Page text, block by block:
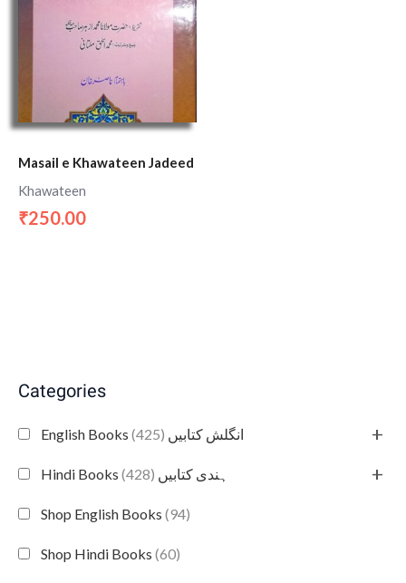
Categories
English Books انگلش کتابیں (425) +
Hindi Books ہندی کتابیں (428) +
Shop English Books (94)
Shop Hindi Books (60)
Masail e Khawateen Jadeed
Khawateen
₹250.00